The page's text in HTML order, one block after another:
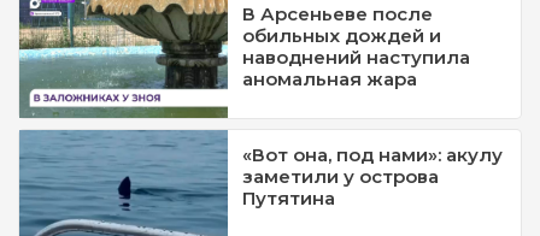
В Арсеньеве после
обильных дождей и
наводнений наступила
аномальная жара
«Вот она, под нами»: акулу
заметили у острова
Путятина